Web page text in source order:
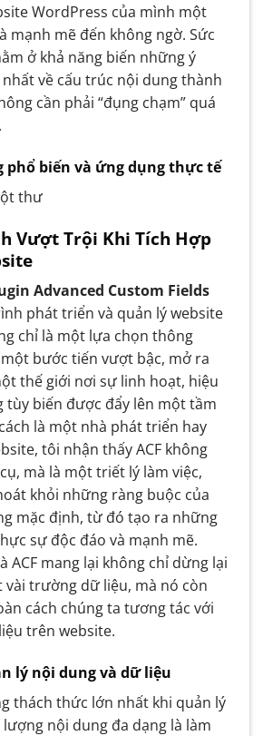
WordPress của mình một
mạnh mẽ đến không ngờ. Sức
ở khả năng biến những ý
về cấu trúc nội dung thành
cần phải “đụng chạm” quá
phổ biến và ứng dụng thực tế
thư
Vượt Trội Khi Tích Hợp
Advanced Custom Fields
phát triển và quản lý website
chỉ là một lựa chọn thông
bước tiến vượt bậc, mở ra
thế giới nơi sự linh hoạt, hiệu
tùy biến được đẩy lên một tầm
là một nhà phát triển hay
tôi nhận thấy ACF không
mà là một triết lý làm việc,
khỏi những ràng buộc của
mặc định, từ đó tạo ra những
sự độc đáo và mạnh mẽ.
ACF mang lại không chỉ dừng lại
vài trường dữ liệu, mà nó còn
cách chúng ta tương tác với
trên website.
lý nội dung và dữ liệu
thách thức lớn nhất khi quản lý
nội dung đa dạng là làm